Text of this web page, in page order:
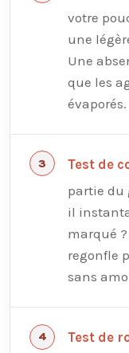
votre
une
Une
que les
évaporés.
Test de
partie du
il
marqué
regonfle
sans
Test de